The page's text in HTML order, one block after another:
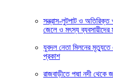
সন্ত্রাস-লুটপাট ও অতিরিক্ত
জেলে ও মৎস্য ব্যবসায়ীদের
যুবদল নেতা মিলনের
প্রকাশ
রাজবাড়ীতে পদ্মা নদী